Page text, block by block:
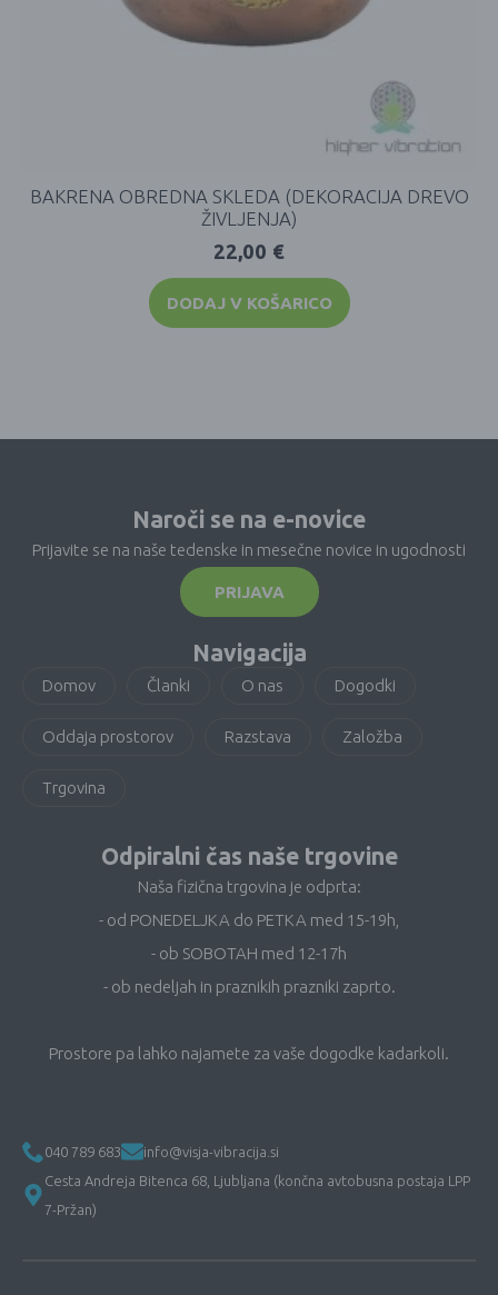
BAKRENA OBREDNA SKLEDA (DEKORACIJA DREVO
ŽIVLJENJA)
22,00 €
DODAJ V KOŠARICO
Naroči se na e-novice
Prijavite se na naše tedenske in mesečne novice in ugodnosti
PRIJAVA
Navigacija
Domov Članki O nas Dogodki
Oddaja prostorov Razstava Založba
Trgovina
Odpiralni čas naše trgovine
Naša fizična trgovina je odprta:
- od PONEDELJKA do PETKA med 15-19h,
- ob SOBOTAH med 12-17h
- ob nedeljah in praznikih prazniki zaprto.
Prostore pa lahko najamete za vaše dogodke kadarkoli.
040 789 683
info@visja-vibracija.si
Cesta Andreja Bitenca 68, Ljubljana (končna avtobusna postaja LPP
7-Pržan)